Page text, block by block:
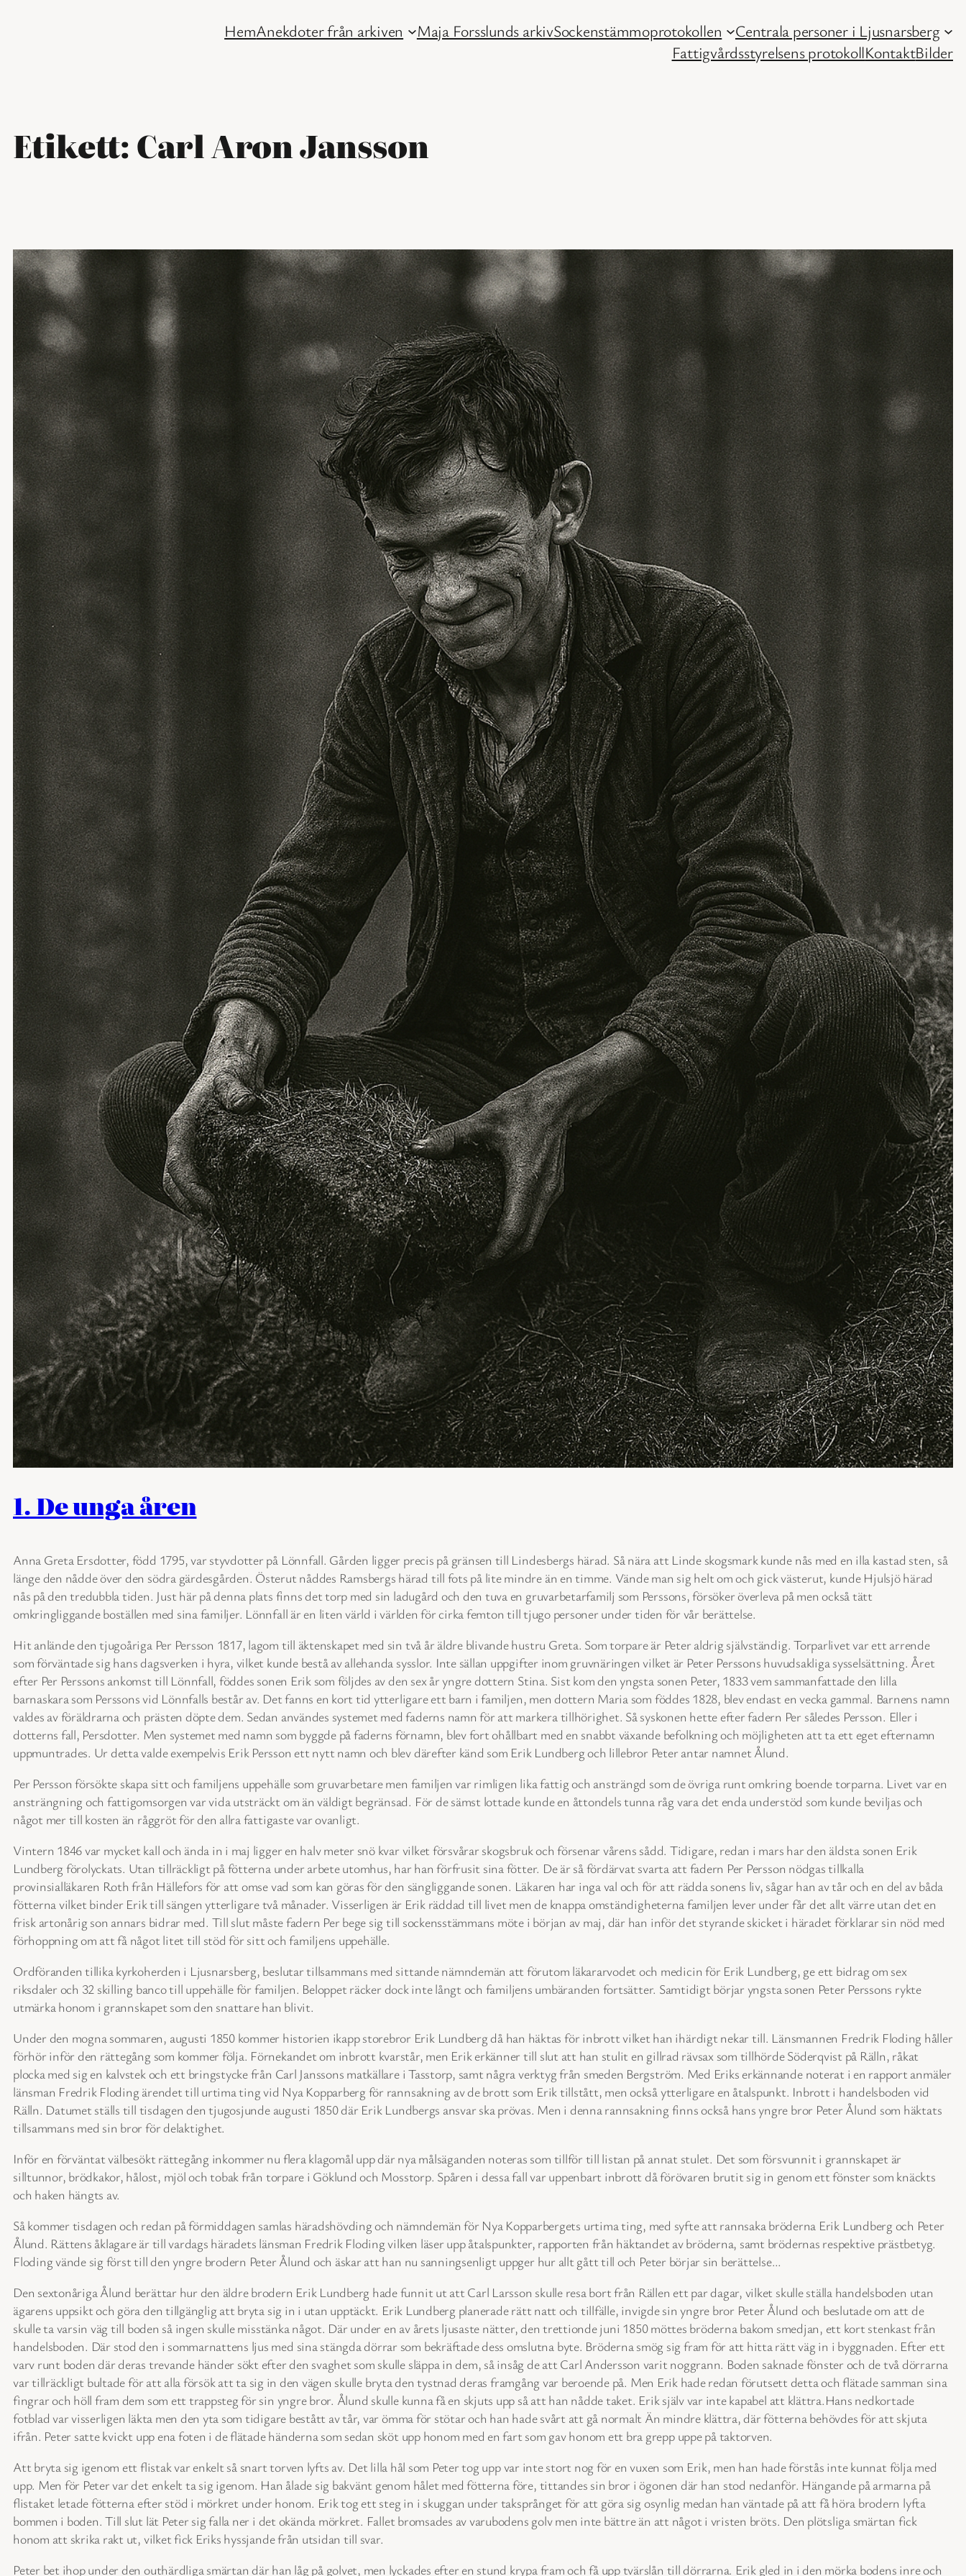
HemAnekdoter från arkiven Maja Forsslunds arkivSockenstämmoprotokollen
Centrala personer i Ljusnarsberg
Fattigvårdsstyrelsens protokollKontaktBilder
Etikett:Carl Aron Jansson
1. De unga åren
Anna Greta Ersdotter, född 1795, var styvdotter på Lönnfall. Gården ligger precis på gränsen till Lindesbergs härad. Så nära att Linde skogsmark kunde nås med en illa kastad sten, så
länge den nådde över den södra gärdesgården. Österut nåddes Ramsbergs härad till fots på lite mindre än en timme. Vände man sig helt om och gick västerut, kunde Hjulsjö härad
nås på den tredubbla tiden. Just här på denna plats finns det torp med sin ladugård och den tuva en gruvarbetarfamilj som Perssons, försöker överleva på men också tätt
omkringliggande boställen med sina familjer. Lönnfall är en liten värld i världen för cirka femton till tjugo personer under tiden för vår berättelse.
Hit anlände den tjugoåriga Per Persson 1817, lagom till äktenskapet med sin två år äldre blivande hustru Greta. Som torpare är Peter aldrig självständig. Torparlivet var ett arrende
som förväntade sig hans dagsverken i hyra, vilket kunde bestå av allehanda sysslor. Inte sällan uppgifter inom gruvnäringen vilket är Peter Perssons huvudsakliga sysselsättning. Året
efter Per Perssons ankomst till Lönnfall, föddes sonen Erik som följdes av den sex år yngre dottern Stina. Sist kom den yngsta sonen Peter, 1833 vem sammanfattade den lilla
barnaskara som Perssons vid Lönnfalls består av. Det fanns en kort tid ytterligare ett barn i familjen, men dottern Maria som föddes 1828, blev endast en vecka gammal. Barnens namn
valdes av föräldrarna och prästen döpte dem. Sedan användes systemet med faderns namn för att markera tillhörighet. Så syskonen hette efter fadern Per således Persson. Eller i
dotterns fall, Persdotter. Men systemet med namn som byggde på faderns förnamn, blev fort ohållbart med en snabbt växande befolkning och möjligheten att ta ett eget efternamn
uppmuntrades. Ur detta valde exempelvis Erik Persson ett nytt namn och blev därefter känd som Erik Lundberg och lillebror Peter antar namnet Ålund.
Per Persson försökte skapa sitt och familjens uppehälle som gruvarbetare men familjen var rimligen lika fattig och ansträngd som de övriga runt omkring boende torparna. Livet var en
ansträngning och fattigomsorgen var vida utsträckt om än väldigt begränsad. För de sämst lottade kunde en åttondels tunna råg vara det enda understöd som kunde beviljas och
något mer till kosten än råggröt för den allra fattigaste var ovanligt.
Vintern 1846 var mycket kall och ända in i maj ligger en halv meter snö kvar vilket försvårar skogsbruk och försenar vårens sådd. Tidigare, redan i mars har den äldsta sonen Erik
Lundberg förolyckats. Utan tillräckligt på fötterna under arbete utomhus, har han förfrusit sina fötter. De är så fördärvat svarta att fadern Per Persson nödgas tillkalla
provinsialläkaren Roth från Hällefors för att omse vad som kan göras för den sängliggande sonen. Läkaren har inga val och för att rädda sonens liv, sågar han av tår och en del av båda
fötterna vilket binder Erik till sängen ytterligare två månader. Visserligen är Erik räddad till livet men de knappa omständigheterna familjen lever under får det allt värre utan det en
frisk artonårig son annars bidrar med. Till slut måste fadern Per bege sig till sockensstämmans möte i början av maj, där han inför det styrande skicket i häradet förklarar sin nöd med
förhoppning om att få något litet till stöd för sitt och familjens uppehälle.
Ordföranden tillika kyrkoherden i Ljusnarsberg, beslutar tillsammans med sittande nämndemän att förutom läkararvodet och medicin för Erik Lundberg, ge ett bidrag om sex
riksdaler och 32 skilling banco till uppehälle för familjen. Beloppet räcker dock inte långt och familjens umbäranden fortsätter. Samtidigt börjar yngsta sonen Peter Perssons rykte
utmärka honom i grannskapet som den snattare han blivit.
Under den mogna sommaren, augusti 1850 kommer historien ikapp storebror Erik Lundberg då han häktas för inbrott vilket han ihärdigt nekar till. Länsmannen Fredrik Floding håller
förhör inför den rättegång som kommer följa. Förnekandet om inbrott kvarstår, men Erik erkänner till slut att han stulit en gillrad rävsax som tillhörde Söderqvist på Rälln, råkat
plocka med sig en kalvstek och ett bringstycke från Carl Janssons matkällare i Tasstorp, samt några verktyg från smeden Bergström. Med Eriks erkännande noterat i en rapport anmäler
länsman Fredrik Floding ärendet till urtima ting vid Nya Kopparberg för rannsakning av de brott som Erik tillstått, men också ytterligare en åtalspunkt. Inbrott i handelsboden vid
Rälln. Datumet ställs till tisdagen den tjugosjunde augusti 1850 där Erik Lundbergs ansvar ska prövas. Men i denna rannsakning finns också hans yngre bror Peter Ålund som häktats
tillsammans med sin bror för delaktighet.
Inför en förväntat välbesökt rättegång inkommer nu flera klagomål upp där nya målsäganden noteras som tillför till listan på annat stulet. Det som försvunnit i grannskapet är
silltunnor, brödkakor, hålost, mjöl och tobak från torpare i Göklund och Mosstorp. Spåren i dessa fall var uppenbart inbrott då förövaren brutit sig in genom ett fönster som knäckts
och haken hängts av.
Så kommer tisdagen och redan på förmiddagen samlas häradshövding och nämndemän för Nya Kopparbergets urtima ting, med syfte att rannsaka bröderna Erik Lundberg och Peter
Ålund. Rättens åklagare är till vardags häradets länsman Fredrik Floding vilken läser upp åtalspunkter, rapporten från häktandet av bröderna, samt brödernas respektive prästbetyg.
Floding vände sig först till den yngre brodern Peter Ålund och äskar att han nu sanningsenligt uppger hur allt gått till och Peter börjar sin berättelse…
Den sextonåriga Ålund berättar hur den äldre brodern Erik Lundberg hade funnit ut att Carl Larsson skulle resa bort från Rällen ett par dagar, vilket skulle ställa handelsboden utan
ägarens uppsikt och göra den tillgänglig att bryta sig in i utan upptäckt. Erik Lundberg planerade rätt natt och tillfälle, invigde sin yngre bror Peter Ålund och beslutade om att de
skulle ta varsin väg till boden så ingen skulle misstänka något. Där under en av årets ljusaste nätter, den trettionde juni 1850 möttes bröderna bakom smedjan, ett kort stenkast från
handelsboden. Där stod den i sommarnattens ljus med sina stängda dörrar som bekräftade dess omslutna byte. Bröderna smög sig fram för att hitta rätt väg in i byggnaden. Efter ett
varv runt boden där deras trevande händer sökt efter den svaghet som skulle släppa in dem, så insåg de att Carl Andersson varit noggrann. Boden saknade fönster och de två dörrarna
var tillräckligt bultade för att alla försök att ta sig in den vägen skulle bryta den tystnad deras framgång var beroende på. Men Erik hade redan förutsett detta och flätade samman sina
fingrar och höll fram dem som ett trappsteg för sin yngre bror. Ålund skulle kunna få en skjuts upp så att han nådde taket. Erik själv var inte kapabel att klättra.Hans nedkortade
fotblad var visserligen läkta men den yta som tidigare bestått av tår, var ömma för stötar och han hade svårt att gå normalt Än mindre klättra, där fötterna behövdes för att skjuta
ifrån. Peter satte kvickt upp ena foten i de flätade händerna som sedan sköt upp honom med en fart som gav honom ett bra grepp uppe på taktorven.
Att bryta sig igenom ett flistak var enkelt så snart torven lyfts av. Det lilla hål som Peter tog upp var inte stort nog för en vuxen som Erik, men han hade förstås inte kunnat följa med
upp. Men för Peter var det enkelt ta sig igenom. Han ålade sig bakvänt genom hålet med fötterna före, tittandes sin bror i ögonen där han stod nedanför. Hängande på armarna på
flistaket letade fötterna efter stöd i mörkret under honom. Erik tog ett steg in i skuggan under taksprånget för att göra sig osynlig medan han väntade på att få höra brodern lyfta
bommen i boden. Till slut lät Peter sig falla ner i det okända mörkret. Fallet bromsades av varubodens golv men inte bättre än att något i vristen bröts. Den plötsliga smärtan fick
honom att skrika rakt ut, vilket fick Eriks hyssjande från utsidan till svar.
Peter bet ihop under den outhärdliga smärtan där han låg på golvet, men lyckades efter en stund krypa fram och få upp tvärslån till dörrarna. Erik gled in i den mörka bodens inre och